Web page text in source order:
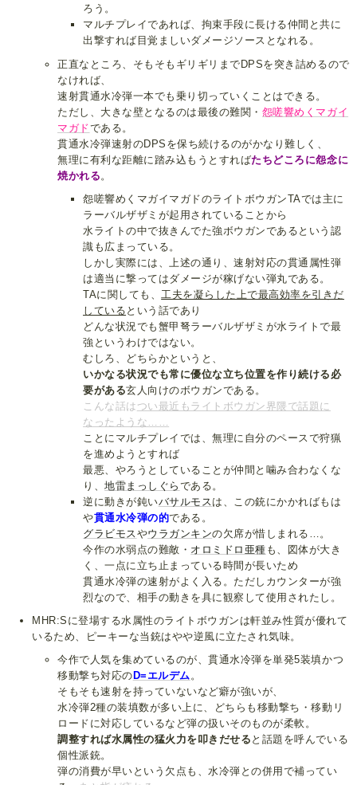
ろう。
マルチプレイであれば、拘束手段に長ける仲間と共に
出撃すれば目覚ましいダメージソースとなれる。
正直なところ、そもそもギリギリまでDPSを突き詰めるので
なければ、
速射貫通水冷弾一本でも乗り切っていくことはできる。
ただし、大きな壁となるのは最後の難関・ 怨嗟響めくマガイ
マガドである。
貫通水冷弾速射のDPSを保ち続けるのがかなり難しく、
無理に有利な距離に踏み込もうとすればたちどころに怨念に
焼かれる 。
怨嗟響めくマガイマガドのライトボウガンTAでは主に
ラーバルザザミが起用されていることから
水ライトの中で抜きんでた強ボウガンであるという認
識も広まっている。
しかし実際には、上述の通り、速射対応の貫通属性弾
は適当に撃ってはダメージが稼げない弾丸である。
TAに関しても、 工夫を凝らした上で最高効率を引きだ
している という話であり
どんな状況でも蟹甲弩ラーバルザザミが水ライトで最
強というわけではない。
むしろ、どちらかというと、
いかなる状況でも常に優位な立ち位置を作り続ける必
要がある玄人向けのボウガンである。
こんな話は つい最近もライトボウガン界隈で話題に
なったような……
ことにマルチプレイでは、無理に自分のペースで狩猟
を進めようとすれば
最悪、やろうとしていることが仲間と噛み合わなくな
り、地雷まっしぐら である。
逆に動きが鈍いバサルモス は、この銃にかかればもは
や貫通水冷弾の的である。
グラビモス やウラガンキンの欠席が惜しまれる…。
今作の水弱点の難敵・ オロミドロ亜種 も、図体が大き
く、一点に立ち止まっている時間が長いため
貫通水冷弾の速射がよく入る。ただしカウンターが強
烈なので、相手の動きを具に観察して使用されたし。
MHR:Sに登場する水属性のライトボウガンは軒並み性質が優れて
いるため、ピーキーな当銃はやや逆風に立たされ気味。
今作で人気を集めているのが、貫通水冷弾を単発5装填かつ
移動撃ち対応の D=エルデム 。
そもそも速射を持っていないなど癖が強いが、
水冷弾2種の装填数が多い上に、どちらも移動撃ち・移動リ
ロードに対応しているなど弾の扱いそのものが柔軟。
調整すれば水属性の猛火力を叩きだせる と話題を呼んでいる
個性派銃。
弾の消費が早いという欠点も、水冷弾との併用で補ってい